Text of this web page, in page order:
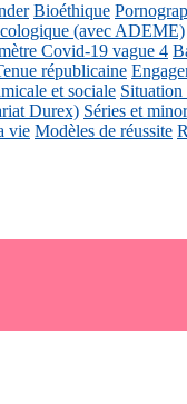
Bioéthique
(avec ADEME)
Covid-19 vague 4
républicaine
et sociale Situation
Durex) Séries et
vie Modèles de réussite